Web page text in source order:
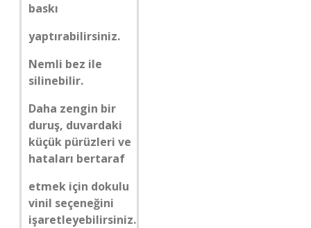
baskı
yaptırabilirsiniz.
Nemli bez ile
silinebilir.
Daha zengin bir
duruş, duvardaki
küçük pürüzleri ve
hataları bertaraf
etmek için dokulu
vinil seçeneğini
işaretleyebilirsiniz.